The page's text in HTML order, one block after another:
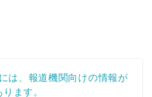
は、報道機関向けの情報が
ります。